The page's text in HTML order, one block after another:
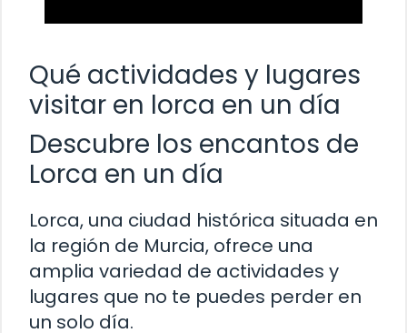
Qué actividades y lugares
visitar en lorca en un día
Descubre los encantos de
Lorca en un día
Lorca, una ciudad histórica situada en
la región de Murcia, ofrece una
amplia variedad de actividades y
lugares que no te puedes perder en
un solo día.